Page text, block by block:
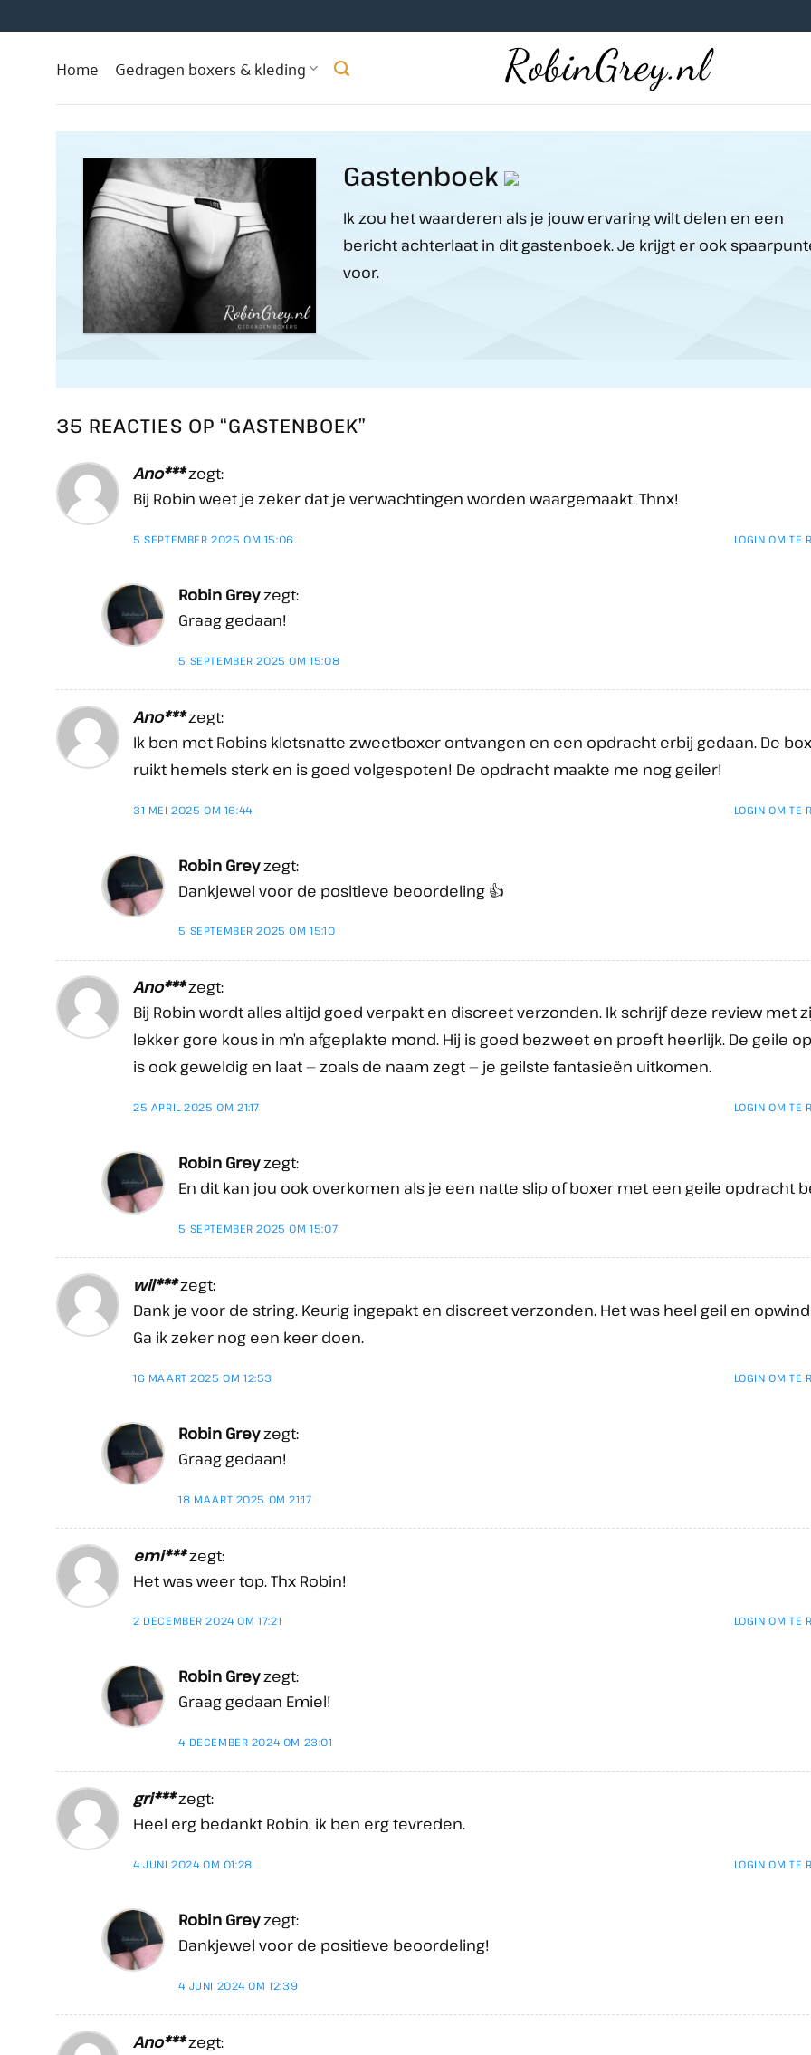
naar
Home Gedragen boxers & kleding
Gastenboek
Ik zou het waarderen als je jouw ervaring wilt delen en een
bericht achterlaat in dit gastenboek. Je krijgt er ook
voor.
35 REACTIES OP “GASTENBOEK”
Ano***zegt:
Bij Robin weet je zeker dat je verwachtingen worden waargemaakt. Thnx!
5 SEPTEMBER 2025 OM 15:06 LOGIN OM TE
Robin Greyzegt:
Graag gedaan!
5 SEPTEMBER 2025 OM 15:08
Ano***zegt:
Ik ben met Robins kletsnatte zweetboxer ontvangen en een opdracht erbij gedaan. De
ruikt hemels sterk en is goed volgespoten! De opdracht maakte me nog geiler!
31 MEI 2025 OM 16:44 LOGIN OM TE
Robin Greyzegt:
Dankjewel voor de positieve beoordeling 👍
5 SEPTEMBER 2025 OM 15:10
Ano***zegt:
Bij Robin wordt alles altijd goed verpakt en discreet verzonden. Ik schrijf deze review met
lekker gore kous in m’n afgeplakte mond. Hij is goed bezweet en proeft heerlijk. De geile
is ook geweldig en laat — zoals de naam zegt — je geilste fantasieën uitkomen.
25 APRIL 2025 OM 21:17 LOGIN OM TE
Robin Greyzegt:
En dit kan jou ook overkomen als je een natte slip of boxer met een geile opdracht
5 SEPTEMBER 2025 OM 15:07
wil***zegt:
Dank je voor de string. Keurig ingepakt en discreet verzonden. Het was heel geil en
Ga ik zeker nog een keer doen.
16 MAART 2025 OM 12:53 LOGIN OM TE
Robin Greyzegt:
Graag gedaan!
18 MAART 2025 OM 21:17
emi***zegt:
Het was weer top. Thx Robin!
2 DECEMBER 2024 OM 17:21 LOGIN OM TE
Robin Greyzegt:
Graag gedaan Emiel!
4 DECEMBER 2024 OM 23:01
gri***zegt:
Heel erg bedankt Robin, ik ben erg tevreden.
4 JUNI 2024 OM 01:28 LOGIN OM TE
Robin Greyzegt:
Dankjewel voor de positieve beoordeling!
4 JUNI 2024 OM 12:39
Ano***zegt: